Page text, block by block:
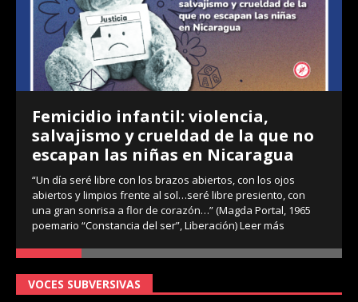
Femicidio infantil: violencia,
salvajismo y crueldad de la que no
escapan las niñas en Nicaragua
“Un día seré libre con los brazos abiertos, con los ojos
abiertos y limpios frente al sol…seré libre presiento, con
una gran sonrisa a flor de corazón…” (Magda Portal, 1965
poemario “Constancia del ser”, Liberación)Leer más
VOCES SUBVERSIVAS